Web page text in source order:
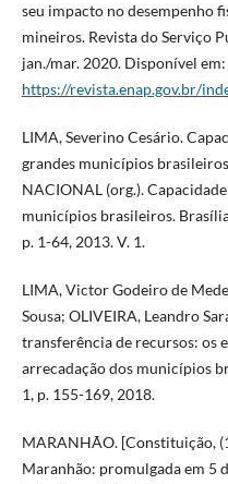
seu impacto no desempenho
mineiros. Revista do Serviço
jan./mar. 2020. Disponível em:
https://revista.enap.gov.br/
LIMA, Severino Cesário.
grandes municípios
NACIONAL (org.).
municípios brasileiros.
p. 1-64, 2013. V. 1.
LIMA, Victor Godeiro de
Sousa; OLIVEIRA, Leandro
transferência de recursos: os
arrecadação dos municípios
1, p. 155-169, 2018.
MARANHÃO. [Constituição,
Maranhão: promulgada em 5